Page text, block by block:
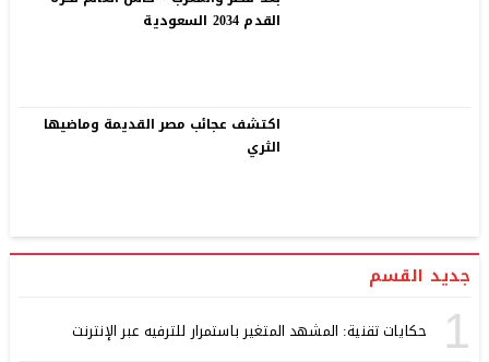
القدم 2034 السعودية
اكتشف عجائب مصر القديمة وماضيها
الثري
جديد القسم
1 حكايات تقنية: المشهد المتغير باستمرار للترفيه عبر الإنترنت